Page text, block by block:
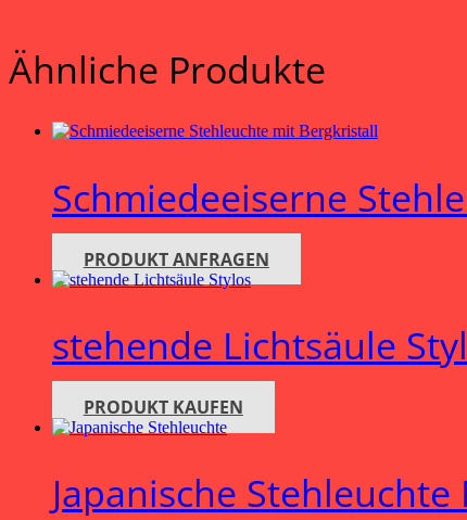
Ähnliche Produkte
Schmiedeeiserne
PRODUKT ANFRAGEN
stehende Lichtsäule
PRODUKT KAUFEN
Japanische Stehleuchte